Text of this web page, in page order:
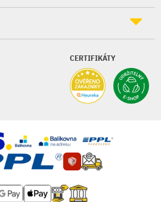
CERTIFIKÁTY